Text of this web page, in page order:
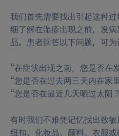
我们首先需要找出引起这种
细了解在湿疹出现之前，发
品。患者回答以下问题，可为
“在症状出现之前，您是否在
“您是否在过去两三天内在家
“您是否在最近几天晒过太阳
有时我们不难凭记忆找出致
纽扣、化妆品、颜料、衣服